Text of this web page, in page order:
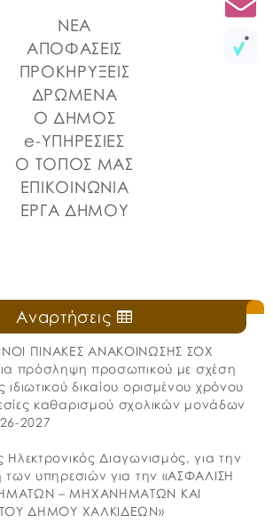
Ιστιαίας και Βορείων
υποστήριξη της Περιφέρειας
και του Ο.Π.Α.ΣΤ.Ε, του Οργανισμού
και του Επιμελητηρίου Εύβοιας.
πραγματοποιήθηκε με την
ΝΕΑ
ΑΠΟΦΑΣΕΙΣ
ΠΡΟΚΗΡΥΞΕΙΣ
ΔΡΩΜΕΝΑ
Ο ΔΗΜΟΣ
e-ΥΠΗΡΕΣΙΕΣ
Ο ΤΟΠΟΣ ΜΑΣ
ΕΠΙΚΟΙΝΩΝΙΑ
ΕΡΓΑ ΔΗΜΟΥ
Αναρτήσεις
ΠΙΝΑΚΕΣ ΑΝΑΚΟΙΝΩΣΗΣ ΣΟΧ
πρόσληψη προσωπικού με σχέση
ιδιωτικού δικαίου ορισμένου χρόνου
καθαρισμού σχολικών μονάδων
2027
Ηλεκτρονικός Διαγωνισμός, για την
των υπηρεσιών για την «ΑΣΦΑΛΙΣΗ
– ΜΗΧΑΝΗΜΑΤΩΝ ΚΑΙ
ΤΟΥ ΔΗΜΟΥ ΧΑΛΚΙΔΕΩΝ»